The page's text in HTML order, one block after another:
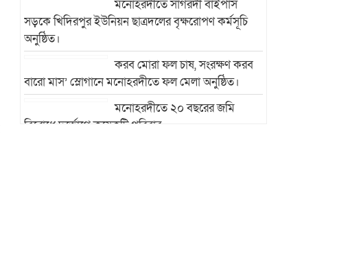
মনোহরদীতে সাগরদী বাইপাস
সড়কে খিদিরপুর ইউনিয়ন ছাত্রদলের বৃক্ষরোপণ কর্মসূচি
অনুষ্ঠিত।
করব মোরা ফল চাষ, সংরক্ষণ করব
বারো মাস’ স্লোগানে মনোহরদীতে ফল মেলা অনুষ্ঠিত।
মনোহরদীতে ২০ বছরের জমি
বিরোধে দুর্ভোগে কয়েকটি পরিবার